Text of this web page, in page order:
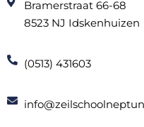
Bramerstraat 66-68
8523 NJ Idskenhuizen
(0513) 431603